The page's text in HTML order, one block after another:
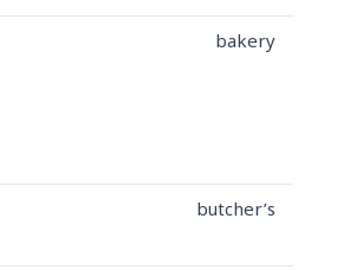
bakery
butcher’s